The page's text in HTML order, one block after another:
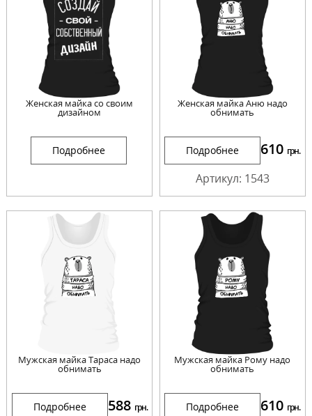
Женская майка со своим
дизайном
Подробнее
Женская майка Аню надо
обнимать
Подробнее 610 грн.
Артикул: 1543
Мужская майка Тараса надо
обнимать
Подробнее 588 грн.
Мужская майка Рому надо
обнимать
Подробнее 610 грн.